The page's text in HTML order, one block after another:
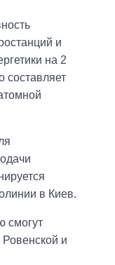
и
на 2
составляет
в Киев.
смогут
Ровенской и